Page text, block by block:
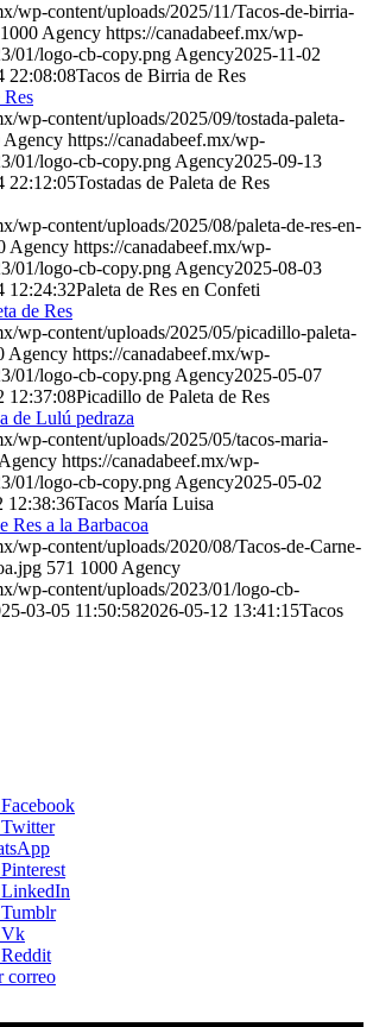
wp-content/uploads/2025/11/Tacos-de-birria-
1000 Agency https://canadabeef.mx/wp-
01/logo-cb-copy.png Agency2025-11-02
22:08:08Tacos de Birria de Res
wp-content/uploads/2025/09/tostada-paleta-
Agency https://canadabeef.mx/wp-
01/logo-cb-copy.png Agency2025-09-13
22:12:05Tostadas de Paleta de Res
wp-content/uploads/2025/08/paleta-de-res-en-
Agency https://canadabeef.mx/wp-
01/logo-cb-copy.png Agency2025-08-03
12:24:32Paleta de Res en Confeti
wp-content/uploads/2025/05/picadillo-paleta-
Agency https://canadabeef.mx/wp-
01/logo-cb-copy.png Agency2025-05-07
12:37:08Picadillo de Paleta de Res
wp-content/uploads/2025/05/tacos-maria-
Agency https://canadabeef.mx/wp-
01/logo-cb-copy.png Agency2025-05-02
12:38:36Tacos María Luisa
wp-content/uploads/2020/08/Tacos-de-Carne-
571 1000 Agency
wp-content/uploads/2023/01/logo-cb-
03-05 11:50:582026-05-12 13:41:15Tacos
Vk
correo